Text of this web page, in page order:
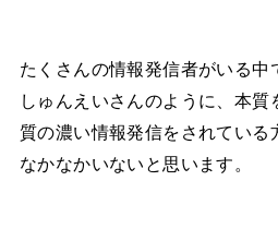
たくさんの情報発信者がいる中
しゅんえいさんのように、本質
質の濃い情報発信をされている
なかなかいないと思います。